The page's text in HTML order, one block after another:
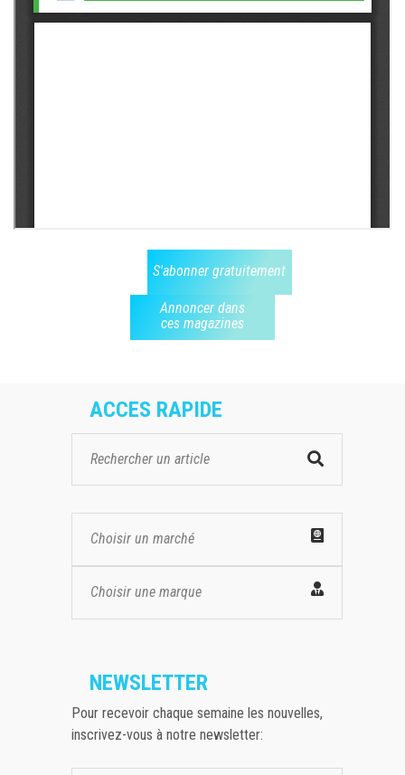
S'abonner gratuitement
Annoncer dans
ces magazines
ACCES RAPIDE
Choisir un marché
Choisir une marque
NEWSLETTER
Pour recevoir chaque semaine les nouvelles,
inscrivez-vous à notre newsletter: